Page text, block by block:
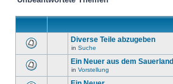
Diverse Teile abzugeben
in Suche
Ein Neuer aus dem Sauerland
in Vorstellung